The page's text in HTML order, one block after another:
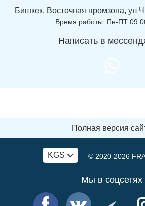
Бишкек, Восточная промзона, ул
Время работы: Пн-ПТ
Написать в
Полная версия
KGS © 2020-2026
Мы в соцсетях